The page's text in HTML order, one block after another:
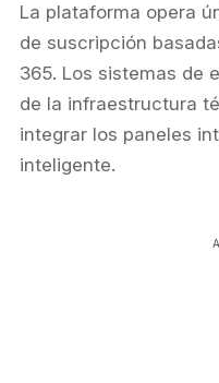
La plataforma opera
de suscripción
365. Los sistemas de
de la infraestructura
integrar los paneles
inteligente.